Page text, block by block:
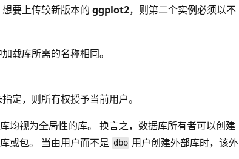
想要上传较新版本的ggplot2，则第二个实例必须以不
载库所需的名称相同。
定，则所有权授予当前用户。
均视为全局性的库。 换言之，数据库所有者可以创建
或包。 当由用户而不是 dbo 用户创建外部库时，该外